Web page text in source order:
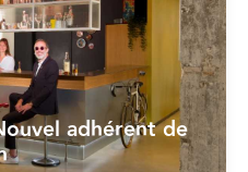
adhérent de